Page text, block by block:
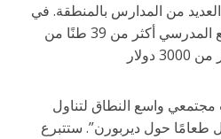
في العديد من المدارس بالمنطقة. في
العام الماضي جمع المجتمع المدرسي أكثر من 39 طنًا من
مجتمعي واسع النطاق لتناول
طعامًا حول ديربورن”. ستتبرع